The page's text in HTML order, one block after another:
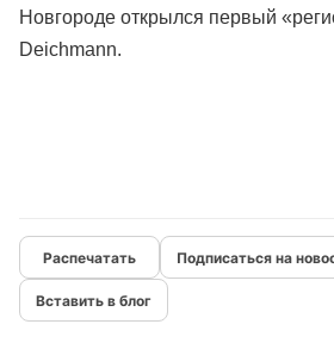
Новгороде открылся первый
Deichmann.
Подписаться на
Вставить в блог